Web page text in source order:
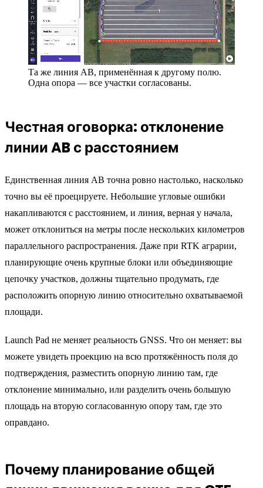
Та же линия AB, применённая к другому полю.
Одна опора — все участки согласованы.
Честная оговорка: отклонение
линии AB с расстоянием
Единственная линия AB точна ровно настолько, насколько
точно вы её проецируете. Небольшие угловые ошибки
накапливаются с расстоянием, и линия, верная у начала,
может отклониться на метры после нескольких километров
параллельного распространения. Даже при RTK аграрии,
планирующие очень крупные блоки или объединяющие
цепочку участков, должны тщательно продумать, где
расположить опорную линию относительно охватываемой
площади.
Launch Pad не меняет реальность GNSS. Что он меняет: вы
можете увидеть проекцию на всю протяжённость поля до
подтверждения, разместить опорную линию там, где
отклонение минимально, или разделить очень большую
площадь на вторую согласованную опору там, где это
оправдано.
Почему планирование общей